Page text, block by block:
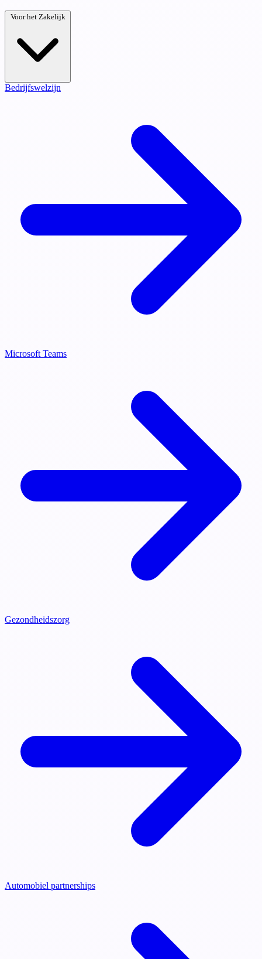
Voor het Zakelijk
Bedrijfswelzijn
Microsoft Teams
Gezondheidszorg
Automobiel partnerships